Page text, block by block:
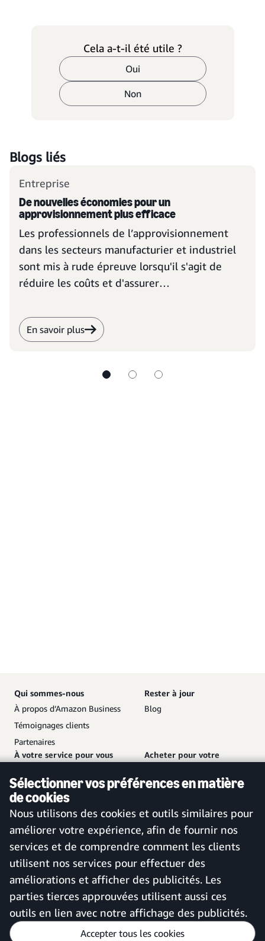
Cela a-t-il été utile ?
Oui
Non
Blogs liés
Entreprise
De nouvelles économies pour un
approvisionnement plus efficace
Les professionnels de l’approvisionnement
dans les secteurs manufacturier et industriel
sont mis à rude épreuve lorsqu'il s'agit de
réduire les coûts et d'assurer
d'aborder les achats pourrait peut-être les
aider à découvrir de nouvelles façons de
En savoir plus
Sélectionner vos préférences en matière
de cookies
Nous utilisons des cookies et outils similaires pour
améliorer votre expérience, afin de fournir nos
services et de comprendre comment les clients
utilisent nos services pour effectuer des
améliorations et afficher des publicités. Les
parties tierces approuvées utilisent aussi ces
outils en lien avec notre affichage des publicités.
Accepter tous les cookies
Qui sommes-nous
À propos d’Amazon Business
Témoignages clients
Partenaires
Rester à jour
Blog
À votre service pour vous
Nous contacter
Service client et assistance
Plan de site
Acheter pour votre
Créer un compte gratuit
Application mobile Amazon
Business
France